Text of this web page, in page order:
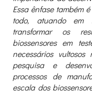
Essa ênfase também
todo, atuando em
transformar os
biossensores em
necessários
pesquisa e
processos de
escala dos